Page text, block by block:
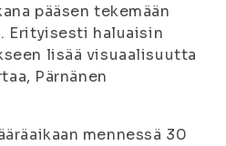
pääsen tekemään
Erityisesti haluaisin
lisää visuaalisuutta
Pärnänen
mennessä 30